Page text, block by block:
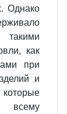
Однако
как
при
и